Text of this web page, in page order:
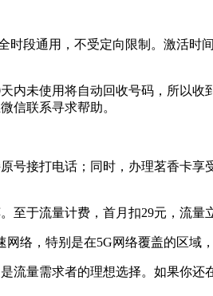
段通用，不受定向限制。激活
内未使用将自动回收号码，所以
信联系寻求帮助。
号接打电话；同时，办理茗香卡
于流量计费，首月扣29元，流
络，特别是在5G网络覆盖的区域
流量需求者的理想选择。如果你